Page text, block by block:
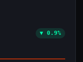
▼ 0.9%